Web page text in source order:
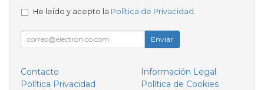
He leído y acepto la Política de Privacidad
Enviar
Contacto
Información Legal
Política Privacidad
Política de Cookies